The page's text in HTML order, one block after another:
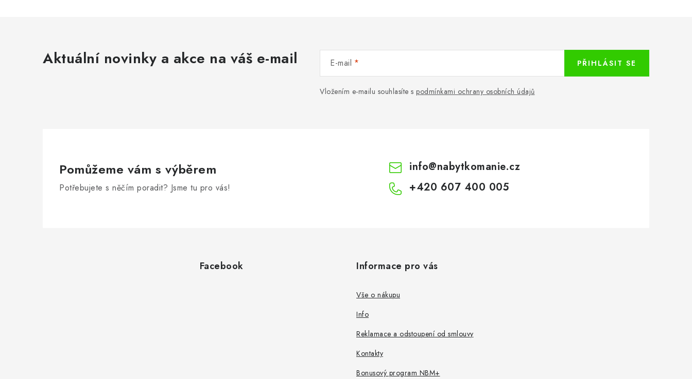
Aktuální novinky a akce na váš e-mail E-mail
Vložením e-mailu souhlasíte s podmínkami ochrany osobních údajů
PŘIHLÁSIT SE
Pomůžeme vám s výběrem
Potřebujete s něčím poradit? Jsme tu pro vás!
info@nabytkomanie.cz
+420 607 400 005
Facebook Informace pro vás
Vše o nákupu
Info
Reklamace a odstoupení od smlouvy
Kontakty
Bonusový program NBM+